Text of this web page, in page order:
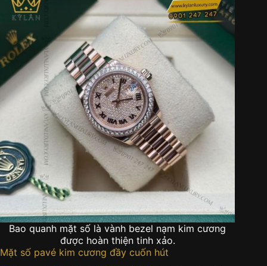
Bao quanh mặt số là vành bezel nạm kim cương
được hoàn thiện tinh xảo.
Mặt số pavé kim cương đầy cuốn hút